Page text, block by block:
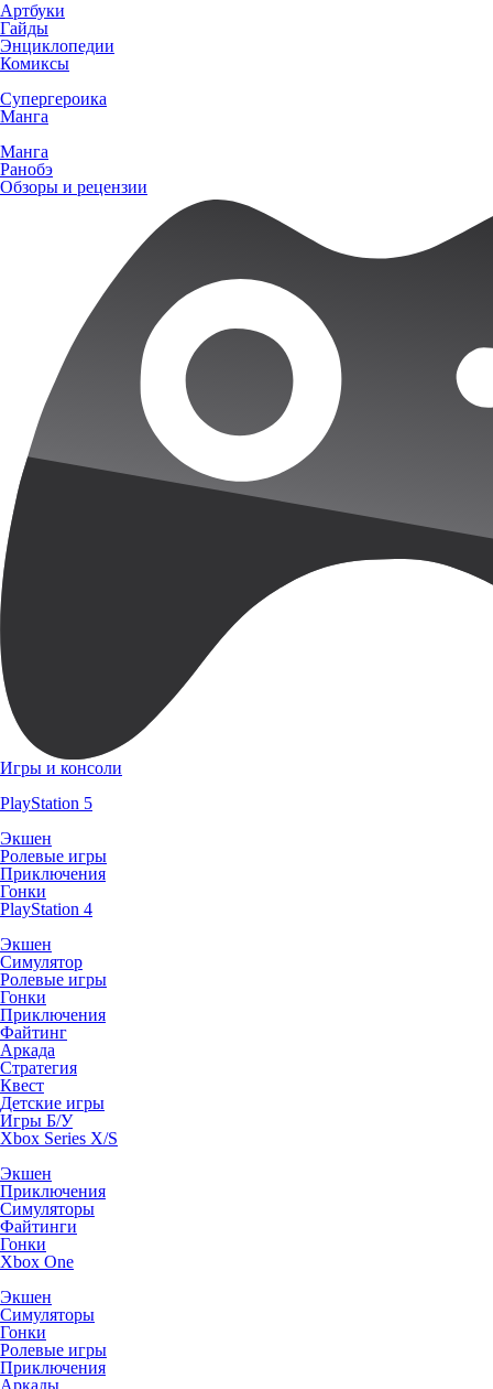
Артбуки
Гайды
Энциклопедии
Комиксы
Супергероика
Манга
Манга
Ранобэ
Обзоры и рецензии
Игры и консоли
PlayStation 5
Экшен
Ролевые игры
Приключения
Гонки
PlayStation 4
Экшен
Симулятор
Ролевые игры
Гонки
Приключения
Файтинг
Аркада
Стратегия
Квест
Детские игры
Игры Б/У
Xbox Series X/S
Экшен
Приключения
Симуляторы
Файтинги
Гонки
Xbox One
Экшен
Симуляторы
Гонки
Ролевые игры
Приключения
Аркады